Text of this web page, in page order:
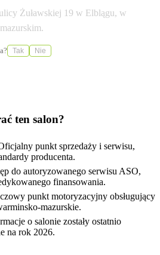
Żuławskiej 19 w Elblągu, w
Tak Nie
ten salon?
punkt sprzedaży i serwisu,
producenta.
do autoryzowanego serwisu ASO,
finansowania.
punkt motoryzacyjny obsługujący
mazurskie.
o salonie zostały ostatnio
na rok 2026.